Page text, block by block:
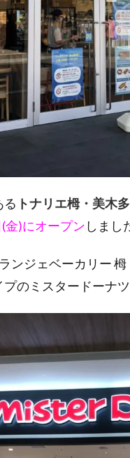
る トナリエ栂・美木多
金)にオープン しまし
ンジェベーカリー
のミスタードーナ